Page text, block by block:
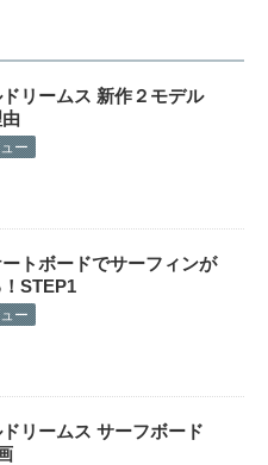
リームス 新作２モデル
ー
トボードでサーフィンが
！STEP1
ー
リームス サーフボード